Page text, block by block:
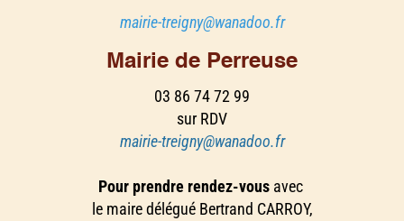
mairie-treigny@wanadoo.fr
Mairie de Perreuse
03 86 74 72 99
sur RDV
mairie-treigny@wanadoo.fr
Pour prendre rendez-vous avec
le maire délégué Bertrand CARROY,